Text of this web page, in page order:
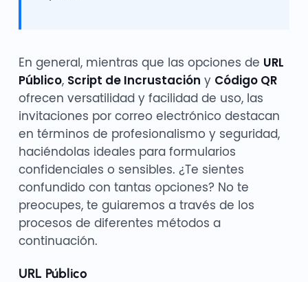
En general, mientras que las opciones de URL
Público, Script de Incrustación y Código QR
ofrecen versatilidad y facilidad de uso, las
invitaciones por correo electrónico destacan
en términos de profesionalismo y seguridad,
haciéndolas ideales para formularios
confidenciales o sensibles. ¿Te sientes
confundido con tantas opciones? No te
preocupes, te guiaremos a través de los
procesos de diferentes métodos a
continuación.
URL Público